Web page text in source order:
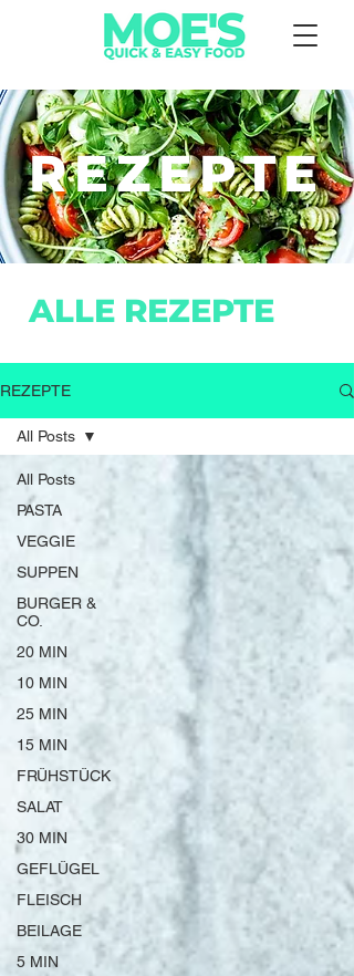
REZEPTE
ALLE REZEPTE
REZEPTE
All Posts
PASTA
VEGGIE
SUPPEN
BURGER &
CO.
20 MIN
10 MIN
25 MIN
15 MIN
FRÜHSTÜCK
SALAT
30 MIN
GEFLÜGEL
FLEISCH
BEILAGE
5 MIN
All Posts